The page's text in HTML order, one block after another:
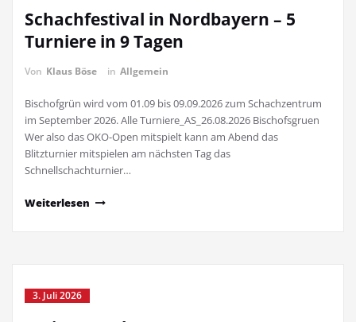
Schachfestival in Nordbayern – 5
Turniere in 9 Tagen
Von Klaus Böse in Allgemein
Bischofgrün wird vom 01.09 bis 09.09.2026 zum Schachzentrum
im September 2026. Alle Turniere_AS_26.08.2026 Bischofsgruen
Wer also das OKO-Open mitspielt kann am Abend das
Blitzturnier mitspielen am nächsten Tag das
Schnellschachturnier…
Weiterlesen
3. Juli 2026